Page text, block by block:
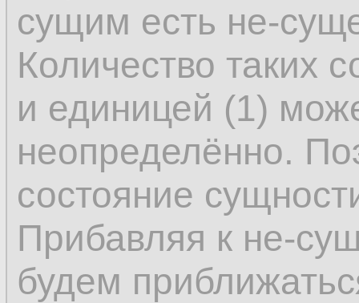
сущим есть не-
Количество таких
и единицей (1)
неопределённо.
состояние
Прибавляя к не-
будем